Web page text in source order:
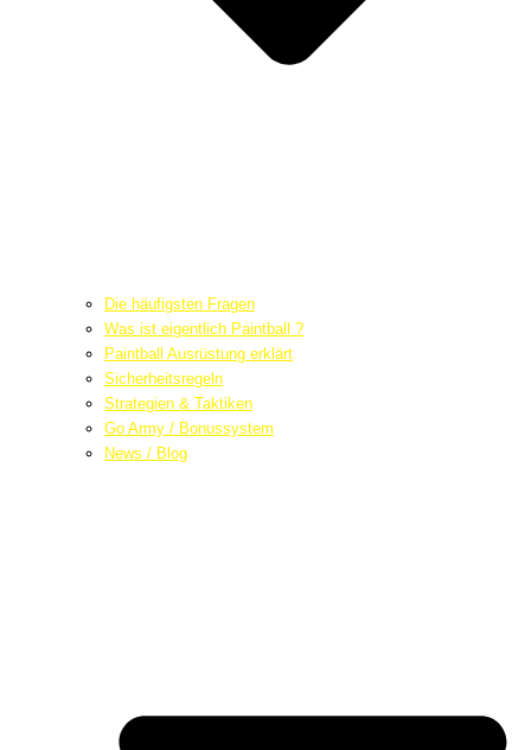
Die häufigsten Fragen
Was ist eigentlich Paintball ?
Paintball Ausrüstung erklärt
Sicherheitsregeln
Strategien & Taktiken
Go Army / Bonussystem
News / Blog